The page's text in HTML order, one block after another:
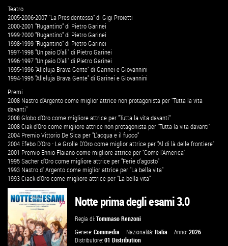
Teatro
2005-2006-2007 "La Presidentessa" di Gigi Proietti
2000-2001 "Rugantino" di Pietro Garinei
1999-2000 "Rugantino" di Pietro Garinei
1998-1999 "Rugantino" di Pietro Garinei
1997-1998 "Un paio D'ali" di Pietro Garinei
1996-1997 "Un paio D'ali" di Pietro Garinei
1995-1996 "Alleluja Brava Gente" di Garinei e Giovannini
1994-1995 "Alleluja Brava Gente" di Garinei e Giovannini
Premi
2008 Nastro d'Argento come miglior attrice non protagonista per "Tutta la vita
davanti"
2008 Globo d'Oro come migliore attrice per "Tutta la vita davanti"
2008 Ciak d'Oro come migliore attrice non protagonista per "Tutta la vita davanti"
2004 Premio Vittorio De Sica per "L'acqua e il fuoco"
2004 Efebo D'Oro - Le Grolle D'Oro come miglior attrice per "Al di là delle frontiere"
2001 Premio Ennio Flaiano come migliore attrice per "Come l'America"
1995 Sacher d'Oro come migliore attrice per "Ferie d'agosto"
1993 Nastro d' Argento come miglior attrice per "La bella vita"
1993 Ciack d'Oro come migliore attrice per "La bella vita"
Notte prima degli esami 3.0
Regia di:Tommaso Renzoni
Genere:Commedia Nazionalità:Italia Anno:2026
Distributore:01 Distribution